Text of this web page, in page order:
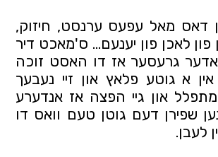
דאס מאל עפעס ערנסט, חיזוק,
לאכן פון יענעם... ס'מאכט דיר
גרעסער אז דו האסט זוכה
אין א גוטע פלאץ און זיי נעבעך
מתפלל און גיי הפצה אז אנדערע
שפירן דעם גוטן טעם וואס דו
לעבן.